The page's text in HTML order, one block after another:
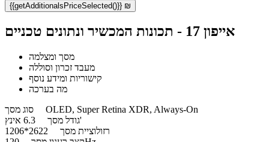
{{getAdditionalsPriceSelected()}} ₪
אייפון 17 - תכונות המכשיר ונתונים טכניים
מסך ומצלמה
מעבד זכרון וסוללה
קישוריות ומידע נוסף
מה בערכה
סוג מסך OLED, Super Retina XDR, Always-On
גודל מסך6.3 אינץ'
רזולוציית מסך